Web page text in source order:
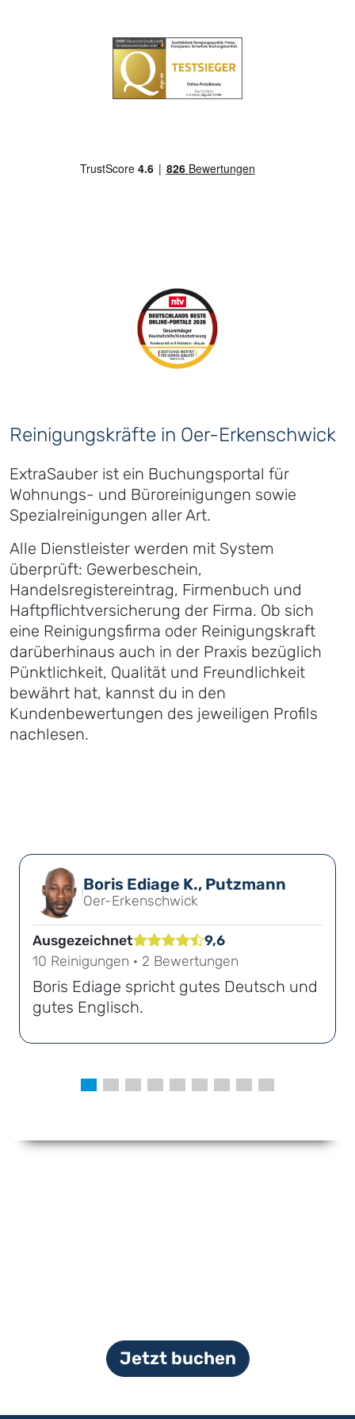
Reinigungskräfte in Oer-Erkenschwick
ExtraSauber ist ein Buchungsportal für
Wohnungs- und Büroreinigungen sowie
Spezialreinigungen aller Art.
Alle Dienstleister werden mit System
überprüft: Gewerbeschein,
Handelsregistereintrag, Firmenbuch und
Haftpflichtversicherung der Firma. Ob sich
eine Reinigungsfirma oder Reinigungskraft
darüberhinaus auch in der Praxis bezüglich
Pünktlichkeit, Qualität und Freundlichkeit
bewährt hat, kannst du in den
Kundenbewertungen des jeweiligen Profils
nachlesen.
Boris Ediage K., Putzmann
Oer-Erkenschwick
Ausgezeichnet
9,6
10 Reinigungen · 2 Bewertungen
Boris Ediage spricht gutes Deutsch und
gutes Englisch.
Jetzt buchen